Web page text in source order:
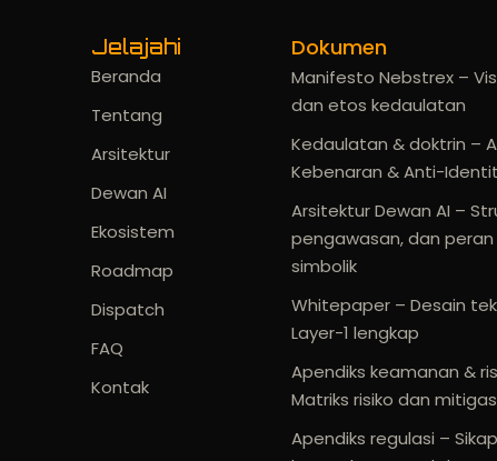
Jelajahi
Beranda
Tentang
Arsitektur
Dewan AI
Ekosistem
Roadmap
Dispatch
FAQ
Kontak
Dokumen
Manifesto Nebstrex –
dan etos kedaulatan
Kedaulatan & doktrin –
Kebenaran & Anti-
Arsitektur Dewan AI –
pengawasan, dan peran
simbolik
Whitepaper – Desain
Layer-1 lengkap
Apendiks keamanan &
Matriks risiko dan
Apendiks regulasi – Sikap